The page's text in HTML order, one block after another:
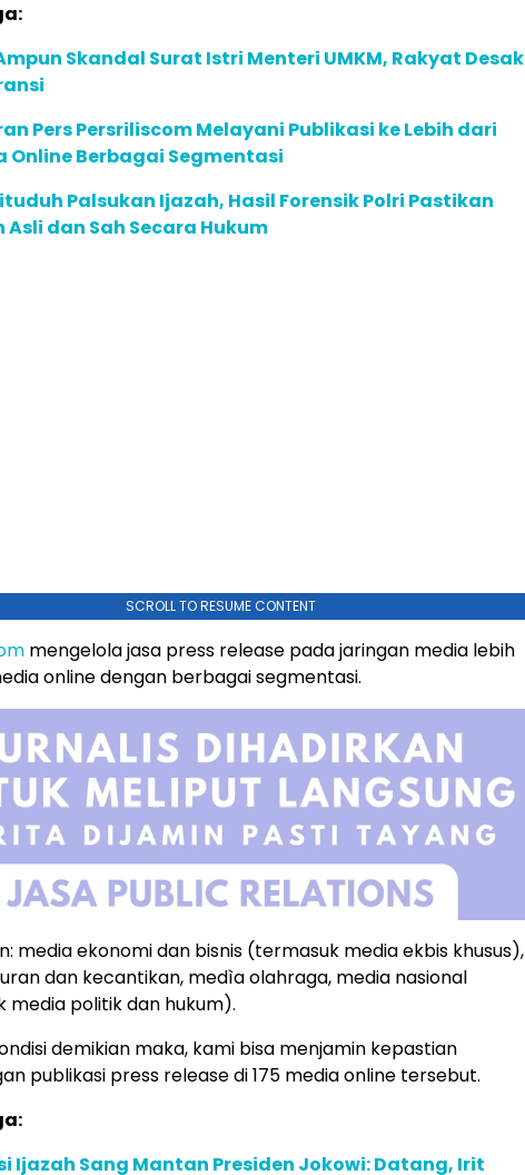
Skandal Surat Istri Menteri UMKM, Rakyat Desak
Pers Persriliscom Melayani Publikasi ke Lebih dari
Online Berbagai Segmentasi
Palsukan Ijazah, Hasil Forensik Polri Pastikan
Asli dan Sah Secara Hukum
SCROLL TO RESUME CONTENT
mengelola jasa press release pada jaringan media lebih
online dengan berbagai segmentasi.
media ekonomi dan bisnis (termasuk media ekbis khusus),
dan kecantikan, medìa olahraga, media nasional
media politik dan hukum).
demikian maka, kami bisa menjamin kepastian
publikasi press release di 175 media online tersebut.
Ijazah Sang Mantan Presiden Jokowi: Datang, Irit